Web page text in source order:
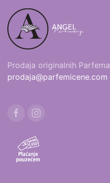
Prodaja originalnih Parfema
prodaja@parfemicene.com